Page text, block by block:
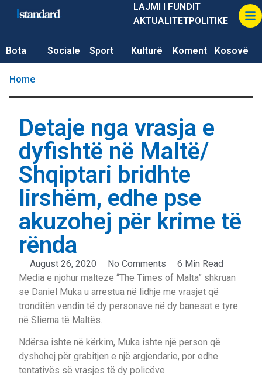
LAJMI I FUNDIT
AKTUALITETPOLITIKE
Bota Sociale Sport Kulturë Koment Kosovë
Home
Detaje nga vrasja e
dyfishtë në Maltë/
Shqiptari bridhte
lirshëm, edhe pse
akuzohej për krime të
rënda
August 26, 2020 No Comments
6 Min Read
Media e njohur malteze “The Times of Malta” shkruan
se Daniel Muka u arrestua në lidhje me vrasjet që
tronditën vendin të dy personave në dy banesat e tyre
në Sliema të Maltës.
Ndërsa ishte në kërkim, Muka ishte një person që
dyshohej për grabitjen e një argjendarie, por edhe
tentativës së vrasjes të dy policëve.